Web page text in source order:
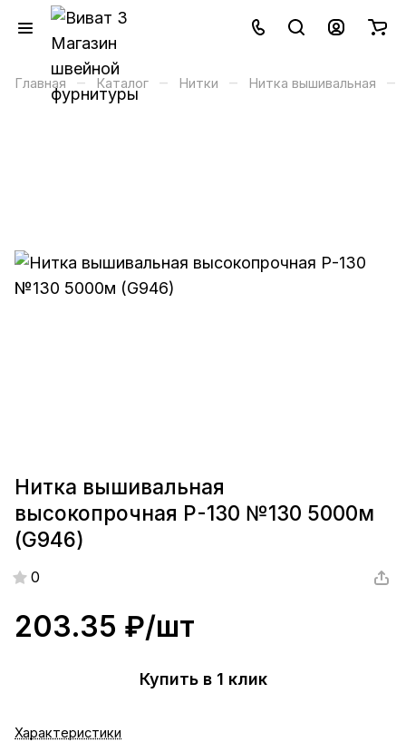
Главная – Каталог – Нитки – Нитка вышивальная –
Нитка вышивальная
высокопрочная Р-130 №130 5000м
(G946)
0
203.35 ₽/шт
Купить в 1 клик
Характеристики